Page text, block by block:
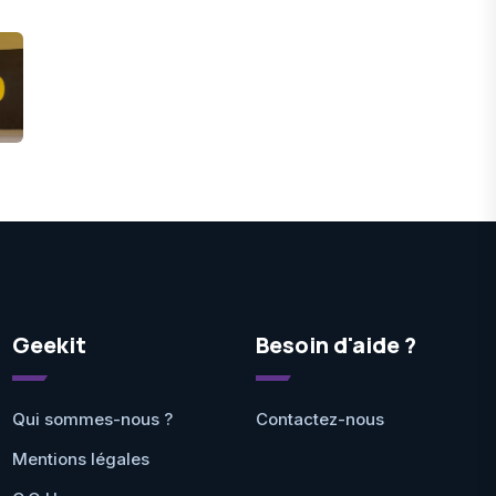
Geekit
Qui sommes-nous ?
Mentions légales
Besoin d'aide ?
Contactez-nous